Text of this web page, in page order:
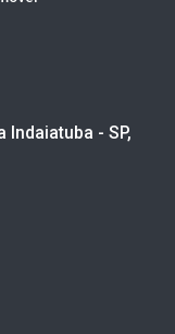
Indaiatuba - SP,